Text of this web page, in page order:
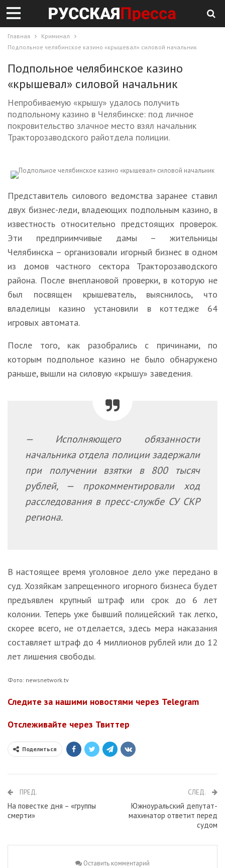
Главная
Криминал
Подпольное челябинское казино «крышевал» силовой начальник
Подпольное челябинское казино
«крышевал» силовой начальник
Непробиваемую «крышу» удалось получить
подпольному казино в Челябинске: под личное
покровительство злачное место взял начальник
Тракторозаводского райотдела полиции.
Представитель силового ведомства заранее ставил
двух бизнес-леди, владеющих подпольным казино, в
известность относительно предстоящих проверок.
Эти предприимчивые дамы – жительницы
Челябинска – организовали игорный бизнес в одном
из домов частного сектора Тракторозаводского
района. После внеплановой проверки, в которую не
был посвящен крышеватель, выяснилось, что
владелицы казино установили в коттедже 64
игровых автомата.
После того, как разобрались с причинами, по
которым подпольное казино не было обнаружено
раньше, вышли на силовую «крышу» заведения.
— Исполняющего обязанности
начальника отдела полиции задержали
при получении взятки в 800 тысяч
рублей, — прокомментировали ход
расследования в пресс-службе СУ СКР
региона.
В настоящее время уголовное дело уже передано в
суд. Хозяйкам запрещенного игорного бизнеса будет
предъявлен крупный штраф или срок до 6 лет
колонии. Теперь уже бывший полицейский так легко,
скорее всего, не отделается, здесь мера наказания
составляет штраф до 4 миллионов рублей или до 12
лет лишения свободы.
Фото: newsnetwork.tv
Следите за нашими новостями через Telegram
Отслеживайте через Твиттер
Поделиться
ПРЕД.
На повестке дня – «группы
смерти»
СЛЕД.
Южноуральский депутат-
махинатор ответит перед
судом
Оставить комментарий